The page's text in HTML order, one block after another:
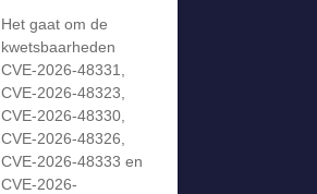
Het gaat om de
kwetsbaarheden
CVE-2026-48331,
CVE-2026-48323,
CVE-2026-48330,
CVE-2026-48326,
CVE-2026-48333 en
CVE-2026-